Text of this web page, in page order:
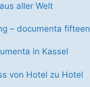
aller Welt
– documenta fifteen
in Kassel
von Hotel zu Hotel